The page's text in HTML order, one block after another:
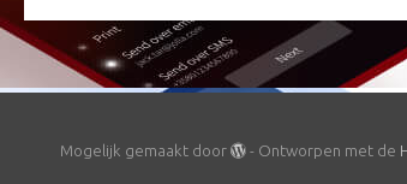
Mogelijk gemaakt door - Ontworpen met de